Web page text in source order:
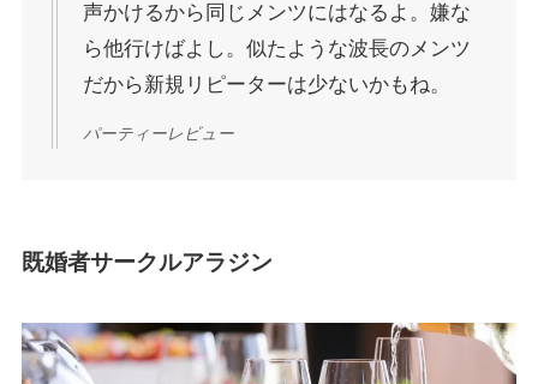
声かけるから同じメンツにはなるよ。嫌な
ら他行けばよし。似たような波長のメンツ
だから新規リピーターは少ないかもね。
パーティーレビュー
既婚者サークルアラジン